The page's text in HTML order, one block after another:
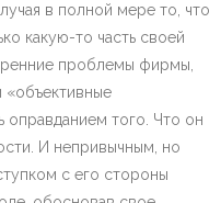
в полной мере то, что
какую-то часть своей
проблемы фирмы,
«объективные
оправданием того. Что он
И непривычным, но
с его стороны